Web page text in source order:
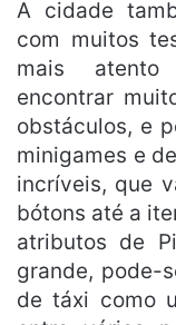
A cidade
com muitos
mais atento
encontrar
obstáculos, e
minigames e
incríveis, que
bótons até a
atributos de
grande, pode-
de táxi como